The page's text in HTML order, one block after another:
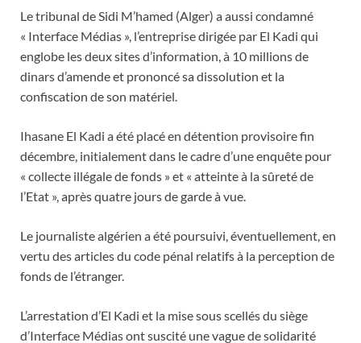
Le tribunal de Sidi M’hamed (Alger) a aussi condamné
« Interface Médias », l’entreprise dirigée par El Kadi qui
englobe les deux sites d’information, à 10 millions de
dinars d’amende et prononcé sa dissolution et la
confiscation de son matériel.
Ihasane El Kadi a été placé en détention provisoire fin
décembre, initialement dans le cadre d’une enquête pour
« collecte illégale de fonds » et « atteinte à la sûreté de
l’Etat », après quatre jours de garde à vue.
Le journaliste algérien a été poursuivi, éventuellement, en
vertu des articles du code pénal relatifs à la perception de
fonds de l’étranger.
L’arrestation d’El Kadi et la mise sous scellés du siège
d’Interface Médias ont suscité une vague de solidarité